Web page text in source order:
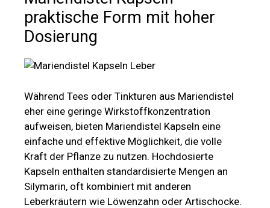
praktische Form mit hoher
Dosierung
Während Tees oder Tinkturen aus Mariendistel
eher eine geringe Wirkstoffkonzentration
aufweisen, bieten Mariendistel Kapseln eine
einfache und effektive Möglichkeit, die volle
Kraft der Pflanze zu nutzen. Hochdosierte
Kapseln enthalten standardisierte Mengen an
Silymarin, oft kombiniert mit anderen
Leberkräutern wie Löwenzahn oder Artischocke.